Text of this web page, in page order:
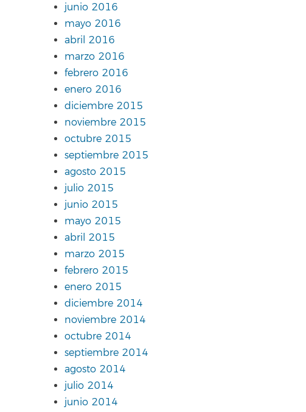
junio 2016
mayo 2016
abril 2016
marzo 2016
febrero 2016
enero 2016
diciembre 2015
noviembre 2015
octubre 2015
septiembre 2015
agosto 2015
julio 2015
junio 2015
mayo 2015
abril 2015
marzo 2015
febrero 2015
enero 2015
diciembre 2014
noviembre 2014
octubre 2014
septiembre 2014
agosto 2014
julio 2014
junio 2014